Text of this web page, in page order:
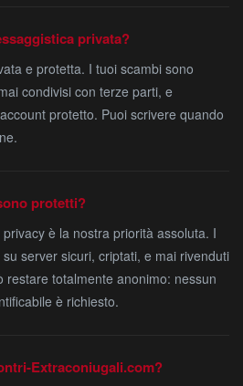
privata?
e protetta. I tuoi scambi sono
condivisi con terze parti, e
protetto. Puoi scrivere quando
protetti?
è la nostra priorità assoluta. I
server sicuri, criptati, e mai rivenduti
restare totalmente anonimo: nessun
è richiesto.
Extraconiugali.com?